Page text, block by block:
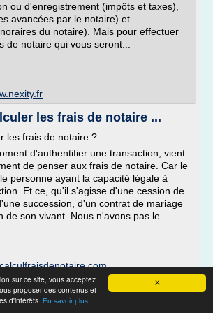
X
sur ce site, vous acceptez
proposer des contenus et
d'intérêts. En savoir plus
ou d'enregistrement (impôts et taxes),
avancées par le notaire) et
du notaire). Mais pour effectuer
de notaire qui vous seront...
les frais de notaire ...
les frais de notaire ?
d'authentifier une transaction, vient
de penser aux frais de notaire. Car le
personne ayant la capacité légale à
Et ce, qu'il s'agisse d'une cession de
succession, d'un contrat de mariage
de son vivant. Nous n'avons pas le...
de notaires Saint-Malo
...